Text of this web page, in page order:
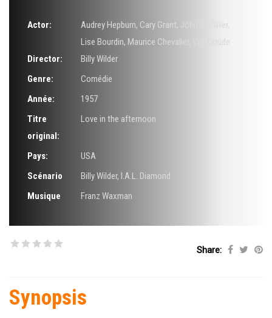
Actor: Audrey Hepburn, Cary Grant,
Lise Bourdin, Maurice Chevalier
Director:
Billy Wilder
Genre:
Comédie
Année:
1957
Titre
original:
Love in the afternoon
Pays:
USA
Scénario
Billy Wilder, I.A.L. Diamond
Musique
Franz Waxman
Share:
Synopsis